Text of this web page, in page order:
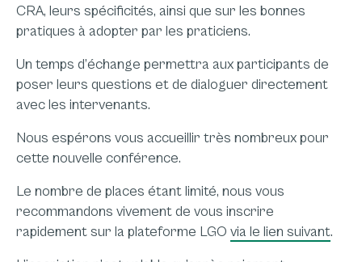
CRA, leurs spécificités, ainsi que sur les bonnes
pratiques à adopter par les praticiens.
Un temps d’échange permettra aux participants de
poser leurs questions et de dialoguer directement
avec les intervenants.
Nous espérons vous accueillir très nombreux pour
cette nouvelle conférence.
Le nombre de places étant limité, nous vous
recommandons vivement de vous inscrire
rapidement sur la plateforme LGO via le lien suivant.